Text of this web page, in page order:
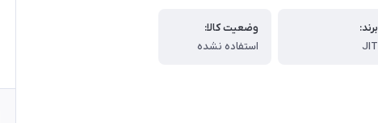
برند:
JIT
وضعیت کالا:
استفاده نشده